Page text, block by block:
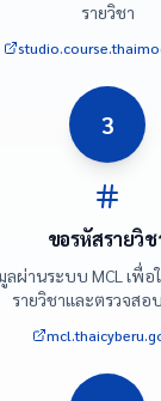
รายวิชา
3
ขอรหัสรายวิช
ลผ่านระบบ MCL เพื่
รายวิชาและตรวจสอ